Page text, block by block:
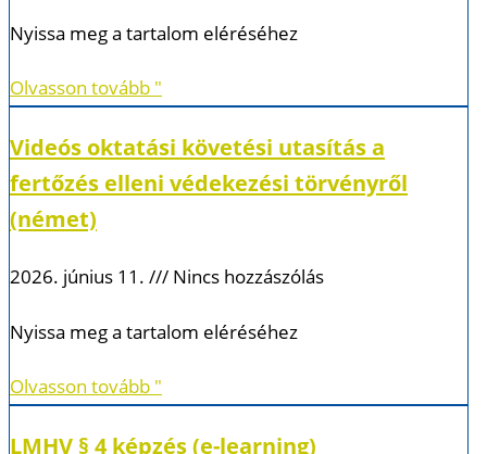
Nyissa meg a tartalom eléréséhez
Olvasson tovább "
Videós oktatási követési utasítás a
fertőzés elleni védekezési törvényről
(német)
2026. június 11. Nincs hozzászólás
Nyissa meg a tartalom eléréséhez
Olvasson tovább "
LMHV § 4 képzés (e-learning)